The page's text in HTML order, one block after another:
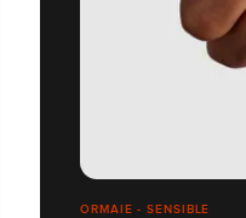
ORMAIE - SENSIBLE